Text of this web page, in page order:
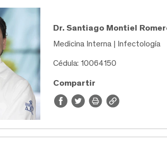
Dr. Santiago Montiel
Medicina Interna | Infectología
Cédula: 10064150
Compartir